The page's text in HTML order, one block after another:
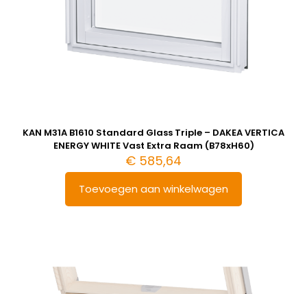
KAN M31A B1610 Standard Glass Triple – DAKEA VERTICA
ENERGY WHITE Vast Extra Raam (B78xH60)
€ 585,64
Toevoegen aan winkelwagen